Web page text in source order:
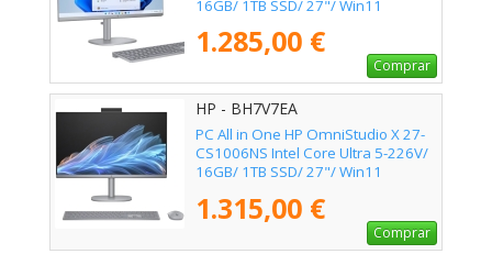
16GB/ 1TB SSD/ 27"/ Win11
1.285,00 €
Comprar
HP - BH7V7EA
PC All in One HP OmniStudio X 27-
CS1006NS Intel Core Ultra 5-226V/
16GB/ 1TB SSD/ 27"/ Win11
1.315,00 €
Comprar